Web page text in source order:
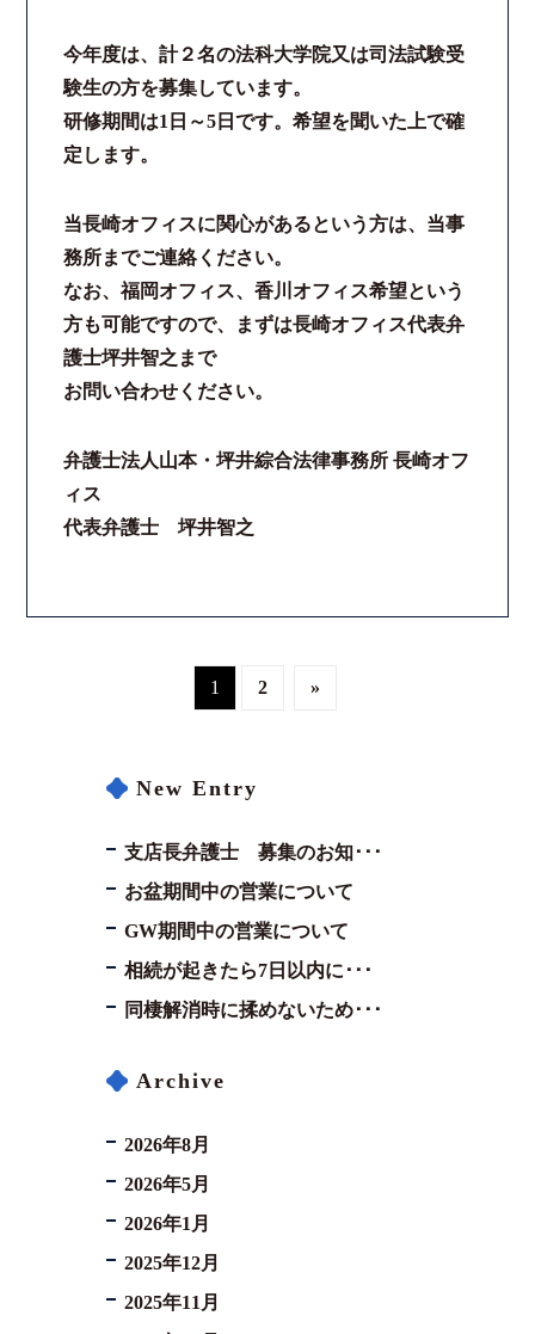
今年度は、計２名の法科大学院又は司法試験受
験生の方を募集しています。
研修期間は1日～5日です。希望を聞いた上で確
定します。
当長崎オフィスに関心があるという方は、当事
務所までご連絡ください。
なお、福岡オフィス、香川オフィス希望という
方も可能ですので、まずは長崎オフィス代表弁
護士坪井智之まで
お問い合わせください。
弁護士法人山本・坪井綜合法律事務所 長崎オフ
ィス
代表弁護士 坪井智之
1 2 »
New Entry
支店長弁護士 募集のお知･･･
お盆期間中の営業について
GW期間中の営業について
相続が起きたら7日以内に･･･
同棲解消時に揉めないため･･･
Archive
2026年8月
2026年5月
2026年1月
2025年12月
2025年11月